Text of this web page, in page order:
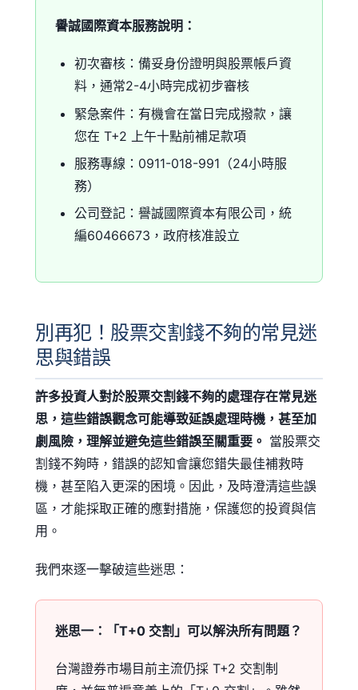
譽誠國際資本服務說明：
初次審核：備妥身份證明與股票帳戶資
料，通常2-4小時完成初步審核
緊急案件：有機會在當日完成撥款，讓
您在 T+2 上午十點前補足款項
服務專線：0911-018-991（24小時服
務）
公司登記：譽誠國際資本有限公司，統
編60466673，政府核准設立
別再犯！股票交割錢不夠的常見迷
思與錯誤
許多投資人對於股票交割錢不夠的處理存在常見迷
思，這些錯誤觀念可能導致延誤處理時機，甚至加
劇風險，理解並避免這些錯誤至關重要。 當股票交
割錢不夠時，錯誤的認知會讓您錯失最佳補救時
機，甚至陷入更深的困境。因此，及時澄清這些誤
區，才能採取正確的應對措施，保護您的投資與信
用。
我們來逐一擊破這些迷思：
迷思一：「T+0 交割」可以解決所有問題？
台灣證券市場目前主流仍採 T+2 交割制